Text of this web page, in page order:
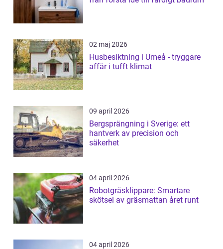
02 maj 2026
Husbesiktning i Umeå - tryggare
affär i tufft klimat
09 april 2026
Bergsprängning i Sverige: ett
hantverk av precision och
säkerhet
04 april 2026
Robotgräsklippare: Smartare
skötsel av gräsmattan året runt
04 april 2026